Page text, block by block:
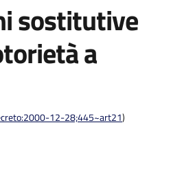
sostitutive
a
12-28;445~art21)